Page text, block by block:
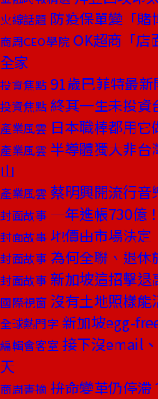
火線話題 防疫保單變「
商周CEO學院 OK超商「
全家
投資焦點 91歲巴菲特最
投資焦點 終其一生未投
產業風雲 日本職棒都用
產業風雲 半導體獨大非台
山
產業風雲 蔡明興開流行音
封面故事 一年進帳730億
封面故事 地價由市場決
封面故事 為何全聯、退
封面故事 新加坡這招擊退
國際視窗 沒有土地照樣能
全球熱門字 新加坡egg-
編輯會客室 接下沒email
天
商周書摘 拚命變革仍停滯